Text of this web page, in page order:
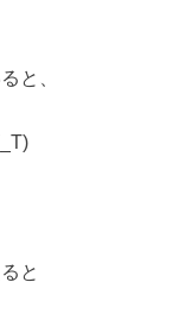
と、
と